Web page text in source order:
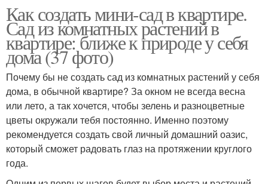
Как создать мини-сад в квартире.
Сад из комнатных растений в
квартире: ближе к природе у себя
дома (37 фото)
Почему бы не создать сад из комнатных растений у себя
дома, в обычной квартире? За окном не всегда весна
или лето, а так хочется, чтобы зелень и разноцветные
цветы окружали тебя постоянно. Именно поэтому
рекомендуется создать свой личный домашний оазис,
который сможет радовать глаз на протяжении круглого
года.